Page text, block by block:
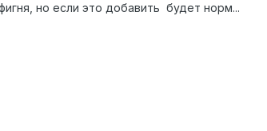
но если это добавить будет норм...